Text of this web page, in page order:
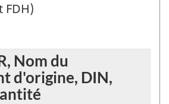
FDH)
Nom du
d'origine, DIN,